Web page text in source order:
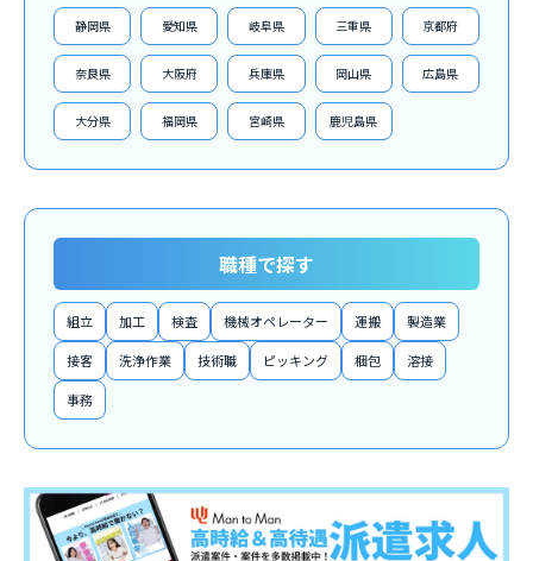
静岡県 愛知県 岐阜県 三重県 京都府
奈良県 大阪府 兵庫県 岡山県 広島県
大分県 福岡県 宮崎県 鹿児島県
職種で探す
組立 加工 検査 機械オペレーター 運搬 製造業
接客 洗浄作業 技術職 ピッキング 梱包 溶接
事務